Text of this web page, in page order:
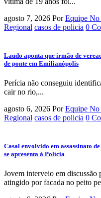
agosto 7, 2026 Por Equipe
Regional casos de policia 0
Laudo aponta que irmão de
de ponte em Emilianópolis
Perícia não conseguiu
cair no rio,...
agosto 6, 2026 Por Equipe
Regional casos de policia 0
Casal envolvido em assassinato
se apresenta à Polícia
Jovem interveio em
atingido por facada no peito